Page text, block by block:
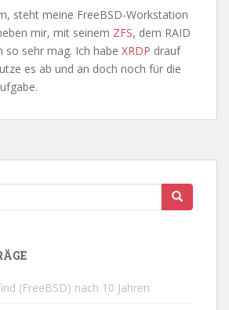
steht meine FreeBSD-Workstation
mir, mit seinem ZFS, dem RAID
so sehr mag. Ich habe XRDP drauf
es ab und an doch noch für die
(FreeBSD) nach 10 Jahren